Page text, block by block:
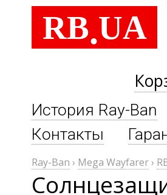
RB.UA
История Ray-Ban
Контакты
Ray-Ban › Mega Wayfarer›